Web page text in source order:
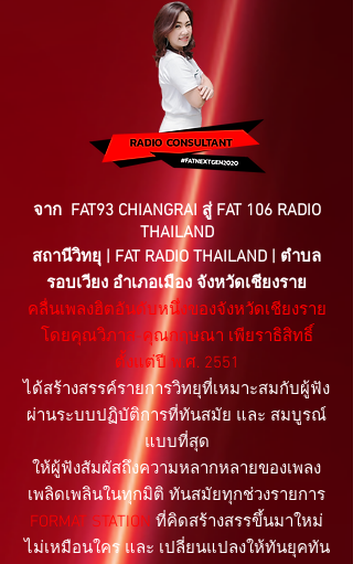
จาก FAT93 CHIANGRAI สู่ FAT 106 RADIO
THAILAND
สถานีวิทยุ | FAT RADIO THAILAND | ตำบล
รอบเวียง อำเภอเมือง จังหวัดเชียงราย
คลื่นเพลงฮิตอันดับหนึ่งของจังหวัดเชียงราย
โดยคุณวิภาส-คุณกฤษณา เพียราธิสิทธิ์
ตั้งแต่ปี พ.ศ. 2551
ได้สร้างสรรค์รายการวิทยุที่เหมาะสมกับผู้ฟัง
ผ่านระบบปฏิบัติการที่ทันสมัย และ สมบูรณ์
แบบที่สุด
ให้ผู้ฟังสัมผัสถึงความหลากหลายของเพลง
เพลิดเพลินในทุกมิติ ทันสมัยทุกช่วงรายการ
FORMAT STATION ที่คิดสร้างสรรขึ้นมาใหม่
ไม่เหมือนใคร และ เปลี่ยนแปลงให้ทันยุคทัน